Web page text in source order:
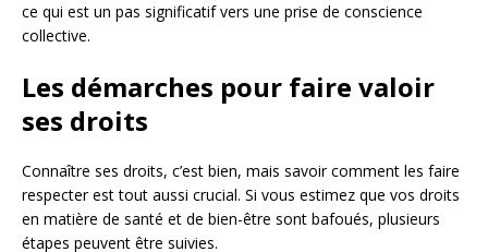
ce qui est un pas significatif vers une prise de conscience
collective.
Les démarches pour faire valoir
ses droits
Connaître ses droits, c’est bien, mais savoir comment les faire
respecter est tout aussi crucial. Si vous estimez que vos droits
en matière de santé et de bien-être sont bafoués, plusieurs
étapes peuvent être suivies.